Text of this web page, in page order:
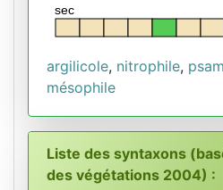
sec
argilicole, nitrophile,
mésophile
Liste des syntaxons
des végétations 2004) :